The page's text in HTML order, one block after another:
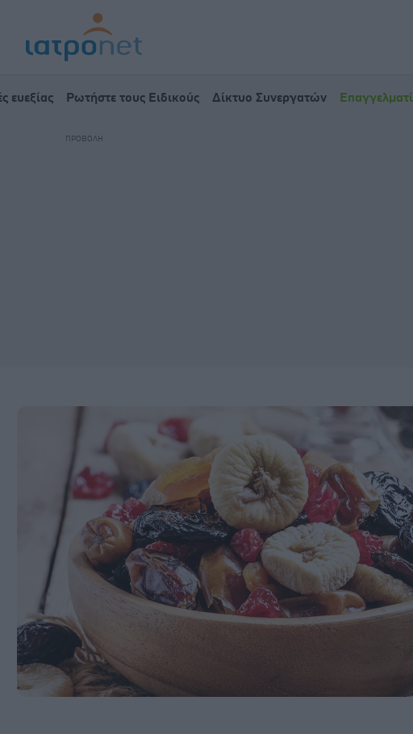
ευεξίας Ρωτήστε τους Ειδικούς Δίκτυο Συνεργατών